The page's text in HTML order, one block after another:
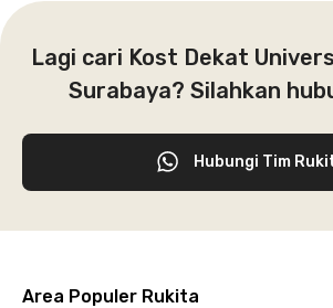
Lagi cari Kost Dekat
Surabaya? Silahkan
Hubungi Tim
Area Populer Rukita